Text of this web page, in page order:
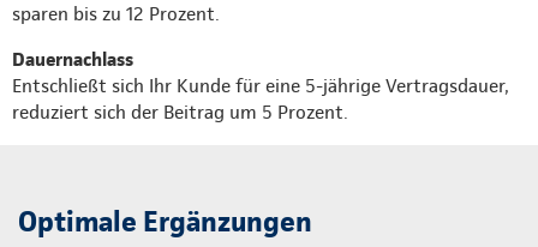
sparen bis zu 12 Prozent.
Dauernachlass
Entschließt sich Ihr Kunde für eine 5-jährige Vertragsdauer,
reduziert sich der Beitrag um 5 Prozent.
Optimale Ergänzungen